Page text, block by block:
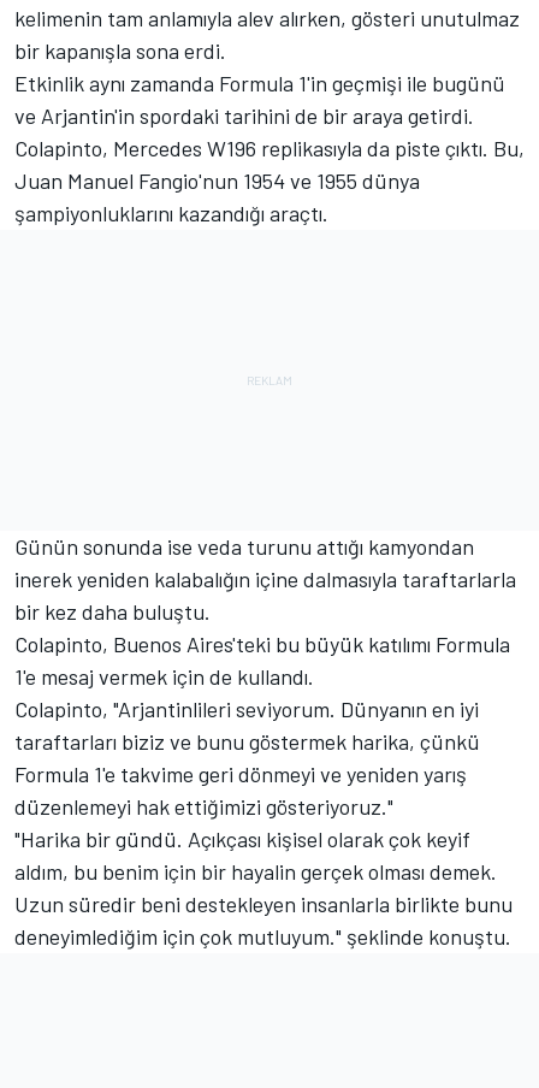
kelimenin tam anlamıyla alev alırken, gösteri unutulmaz
bir kapanışla sona erdi.
Etkinlik aynı zamanda Formula 1'in geçmişi ile bugünü
ve Arjantin'in spordaki tarihini de bir araya getirdi.
Colapinto, Mercedes W196 replikasıyla da piste çıktı. Bu,
Juan Manuel Fangio'nun 1954 ve 1955 dünya
şampiyonluklarını kazandığı araçtı.
Günün sonunda ise veda turunu attığı kamyondan
inerek yeniden kalabalığın içine dalmasıyla taraftarlarla
bir kez daha buluştu.
Colapinto, Buenos Aires'teki bu büyük katılımı Formula
1'e mesaj vermek için de kullandı.
Colapinto, "Arjantinlileri seviyorum. Dünyanın en iyi
taraftarları biziz ve bunu göstermek harika, çünkü
Formula 1'e takvime geri dönmeyi ve yeniden yarış
düzenlemeyi hak ettiğimizi gösteriyoruz."
"Harika bir gündü. Açıkçası kişisel olarak çok keyif
aldım, bu benim için bir hayalin gerçek olması demek.
Uzun süredir beni destekleyen insanlarla birlikte bunu
deneyimlediğim için çok mutluyum." şeklinde konuştu.